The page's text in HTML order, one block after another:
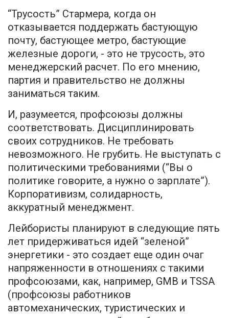
“Трусость” Стармера, когда он
отказывается поддержать бастующую
почту, бастующее метро, бастующие
железные дороги, - это не трусость, это
менеджерский расчет. По его мнению,
партия и правительство не должны
заниматься таким.
И, разумеется, профсоюзы должны
соответствовать. Дисциплинировать
своих сотрудников. Не требовать
невозможного. Не грубить. Не выступать с
политическими требованиями (“Вы о
политике говорите, а нужно о зарплате”).
Корпоративизм, солидарность,
аккуратный менеджмент.
Лейбористы планируют в следующие пять
лет придерживаться идей “зеленой”
энергетики - это создает еще один очаг
напряженности в отношениях с такими
профсоюзами, как, например, GMB и TSSA
(профсоюзы работников
автомеханических, туристических и